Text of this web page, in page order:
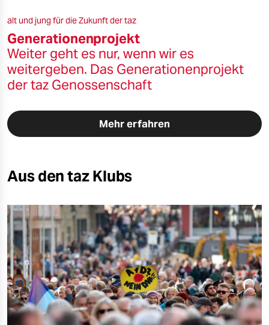
alt und jung für die Zukunft der taz
Generationenprojekt
Weiter geht es nur, wenn wir es
weitergeben. Das Generationenprojekt
der taz Genossenschaft
Mehr erfahren
Aus den taz Klubs